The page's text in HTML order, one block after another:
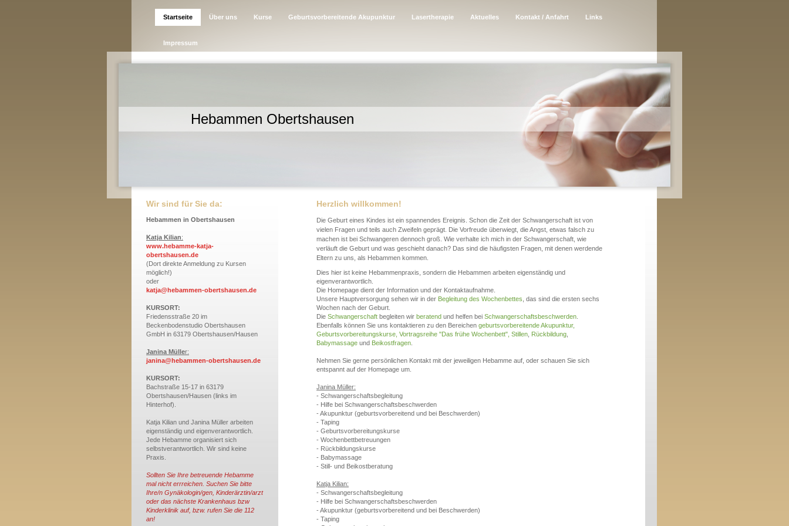
Startseite Über uns Kurse Geburtsvorbereitende Akupunktur Lasertherapie Aktuelles Kontakt / Anfahrt Links
Impressum
Hebammen Obertshausen
Wir sind für Sie da:
Hebammen in Obertshausen
Katja Kilian:
www.hebamme-katja-
obertshausen.de
(Dort direkte Anmeldung zu Kursen
möglich!)
oder
katja@hebammen-obertshausen.de
KURSORT:
Friedensstraße 20 im
Beckenbodenstudio Obertshausen
GmbH in 63179 Obertshausen/Hausen
Janina Müller:
janina@hebammen-obertshausen.de
KURSORT:
Bachstraße 15-17 in 63179
Obertshausen/Hausen (links im
Hinterhof).
Katja Kilian und Janina Müller arbeiten
eigenständig und eigenverantwortlich.
Jede Hebamme organisiert sich
selbstverantwortlich. Wir sind keine
Praxis.
Sollten Sie Ihre betreuende Hebamme
mal nicht errreichen. Suchen Sie bitte
Ihre/n Gynäkologin/gen, Kinderärztin/arzt
oder das nächste Krankenhaus bzw
Kinderklinik auf, bzw. rufen Sie die 112
an!
Herzlich willkommen!
Die Geburt eines Kindes ist ein spannendes Ereignis. Schon die Zeit der Schwangerschaft ist von
vielen Fragen und teils auch Zweifeln geprägt. Die Vorfreude überwiegt, die Angst, etwas falsch zu
machen ist bei Schwangeren dennoch groß. Wie verhalte ich mich in der Schwangerschaft, wie
verläuft die Geburt und was geschieht danach? Das sind die häufigsten Fragen, mit denen werdende
Eltern zu uns, als Hebammen kommen.
Dies hier ist keine Hebammenpraxis, sondern die Hebammen arbeiten eigenständig und
eigenverantwortlich.
Die Homepage dient der Information und der Kontaktaufnahme.
Unsere Hauptversorgung sehen wir in der Begleitung des Wochenbettes , das sind die ersten sechs
Wochen nach der Geburt.
Die Schwangerschaft begleiten wir beratend und helfen bei Schwangerschaftsbeschwerden
Ebenfalls können Sie uns kontaktieren zu den Bereichen geburtsvorbereitende Akupunktur,
Geburtsvorbereitungskurse, Vortragsreihe "Das frühe Wochenbett", Stillen Rückbildung
Babymassage und Beikostfragen
Nehmen Sie gerne persönlichen Kontakt mit der jeweiligen Hebamme auf, oder schauen Sie sich
entspannt auf der Homepage um.
Janina Müller:
- Schwangerschaftsbegleitung
- Hilfe bei Schwangerschaftsbeschwerden
- Akupunktur (geburtsvorbereitend und bei Beschwerden)
- Taping
- Geburtsvorbereitungskurse
- Wochenbettbetreuungen
- Rückbildungskurse
- Babymassage
- Still- und Beikostberatung
Katja Kilian:
- Schwangerschaftsbegleitung
- Hilfe bei Schwangerschaftsbeschwerden
- Akupunktur (geburtsvorbereitend und bei Beschwerden)
- Taping